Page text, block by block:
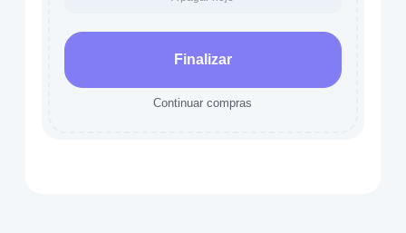
Finalizar
Continuar compras